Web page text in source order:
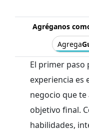
Agréganos
Agrega
El primer paso
experiencia es
negocio que
objetivo final.
habilidades,